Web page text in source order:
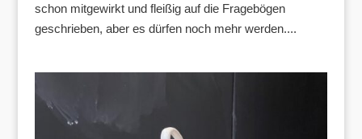
schon mitgewirkt und fleißig auf die Fragebögen
geschrieben, aber es dürfen noch mehr werden....